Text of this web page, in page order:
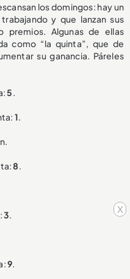
x
los domingos: hay un
y que lanzan sus
premios. Algunas de ellas
como “la quinta”, que de
su ganancia. Páreles
5.
1.
8.
3.
9.